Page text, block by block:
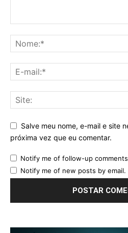
Salve meu nome, e-mail e site
próxima vez que eu comentar.
Notify me of follow-up
Notify me of new posts by email.